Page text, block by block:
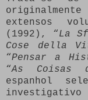
extensos
(1992), “La
Cose della
“Pensar a
“As Coisas
espanhol
investigativo